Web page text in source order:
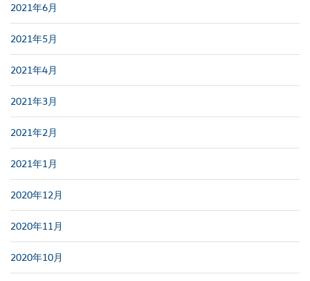
2021年6月
2021年5月
2021年4月
2021年3月
2021年2月
2021年1月
2020年12月
2020年11月
2020年10月